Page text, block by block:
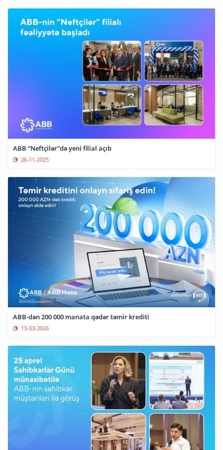
ABB “Neftçilər”də yeni filial açıb
26-11-2025
ABB-dən 200 000 manata qədər təmir krediti
13-03-2026